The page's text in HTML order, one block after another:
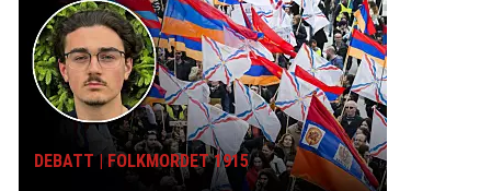
DEBATT | FOLKMORDET 1915